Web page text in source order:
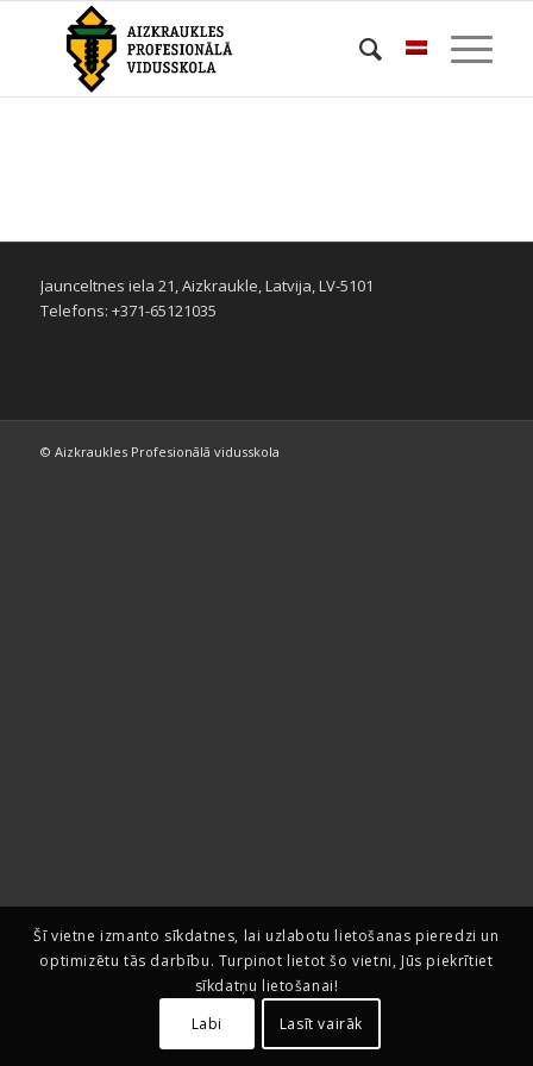
Jaunceltnes iela 21, Aizkraukle, Latvija, LV-5101
Telefons: +371-65121035
© Aizkraukles Profesionālā vidusskola
Šī vietne izmanto sīkdatnes, lai uzlabotu lietošanas pieredzi un
optimizētu tās darbību. Turpinot lietot šo vietni, Jūs piekrītiet
sīkdatņu lietošanai!
Labi
Lasīt vairāk